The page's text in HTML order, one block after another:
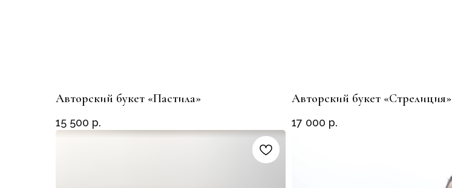
Авторский букет «Пастила»
15 500 р.
Авторский букет «Стрелиция»
17 000 р.